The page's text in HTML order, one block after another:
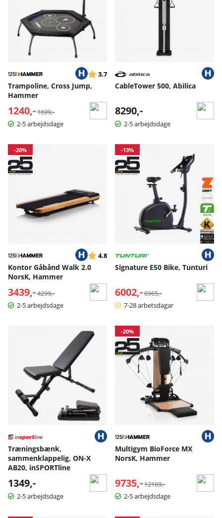
Vurdering:
3.7 ud af 5 stjerner
Trampoline, Cross Jump,
Hammer
1240,- Normalpris:
1699,-
2-5 arbejdsdage
CableTower 500, Abilica
8290,-
2-5 arbejdsdage
-20%
Vurdering:
4.8 ud af 5 stjerner
Kontor Gåbånd Walk 2.0
NorsK, Hammer
3439,- Normalpris:
4299,-
2-5 arbejdsdage
-13%
Signature E50 Bike, Tunturi
6002,- Normalpris:
6965,-
7-28 arbetsdagar
Træningsbænk,
sammenklappelig, ON-X
AB20, inSPORTline
1349,-
2-5 arbejdsdage
-20%
Multigym BioForce MX
NorsK, Hammer
9735,- Normalpris:
12169,-
2-5 arbejdsdage